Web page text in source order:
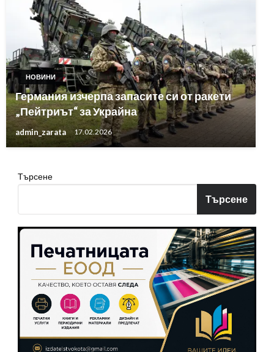
НОВИНИ
Германия изчерпа запасите си от ракети
„Пейтриът“ за Украйна
admin_zarata 17.02.2026
Търсене
Търсене